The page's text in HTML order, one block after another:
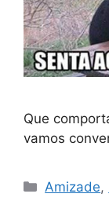
Que
vamos
Amizade,